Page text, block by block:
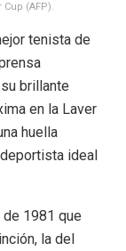
(AFP).
tenista de
brillante
en la Laver
huella
ideal
1981 que
la del